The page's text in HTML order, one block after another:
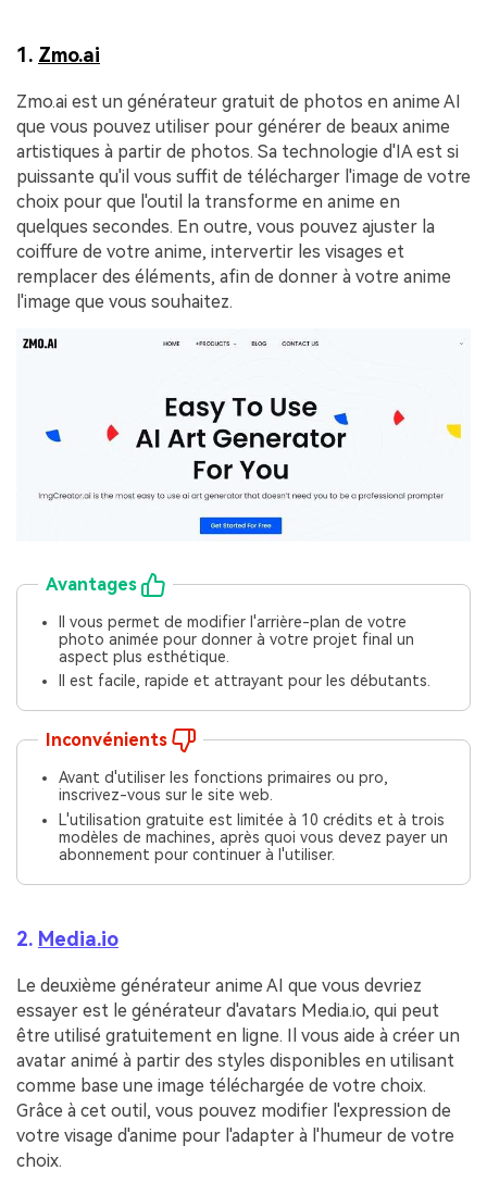
1. Zmo.ai
Zmo.ai est un générateur gratuit de photos en anime AI
que vous pouvez utiliser pour générer de beaux anime
artistiques à partir de photos. Sa technologie d'IA est si
puissante qu'il vous suffit de télécharger l'image de votre
choix pour que l'outil la transforme en anime en
quelques secondes. En outre, vous pouvez ajuster la
coiffure de votre anime, intervertir les visages et
remplacer des éléments, afin de donner à votre anime
l'image que vous souhaitez.
Avantages
Il vous permet de modifier l'arrière-plan de votre
photo animée pour donner à votre projet final un
aspect plus esthétique.
Il est facile, rapide et attrayant pour les débutants.
Inconvénients
Avant d'utiliser les fonctions primaires ou pro,
inscrivez-vous sur le site web.
L'utilisation gratuite est limitée à 10 crédits et à trois
modèles de machines, après quoi vous devez payer un
abonnement pour continuer à l'utiliser.
2. Media.io
Le deuxième générateur anime AI que vous devriez
essayer est le générateur d'avatars Media.io, qui peut
être utilisé gratuitement en ligne. Il vous aide à créer un
avatar animé à partir des styles disponibles en utilisant
comme base une image téléchargée de votre choix.
Grâce à cet outil, vous pouvez modifier l'expression de
votre visage d'anime pour l'adapter à l'humeur de votre
choix.